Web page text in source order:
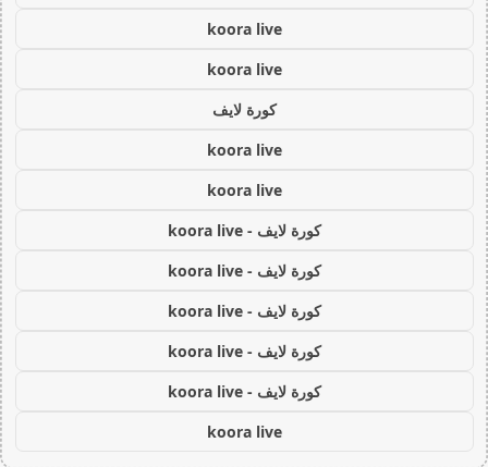
koora live
koora live
كورة لايف
koora live
koora live
كورة لايف - koora live
كورة لايف - koora live
كورة لايف - koora live
كورة لايف - koora live
كورة لايف - koora live
koora live